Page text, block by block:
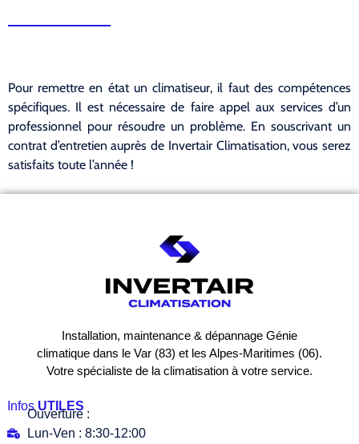
Pour remettre en état un climatiseur, il faut des compétences
spécifiques. Il est nécessaire de faire appel aux services d’un
professionnel pour résoudre un problème. En souscrivant un
contrat d’entretien auprès de Invertair Climatisation, vous serez
satisfaits toute l’année !
Installation, maintenance & dépannage Génie
climatique dans le Var (83) et les Alpes-Maritimes (06).
Votre spécialiste de la climatisation à votre service.
Infos UTILES
Ouverture :
Lun-Ven : 8:30-12:00